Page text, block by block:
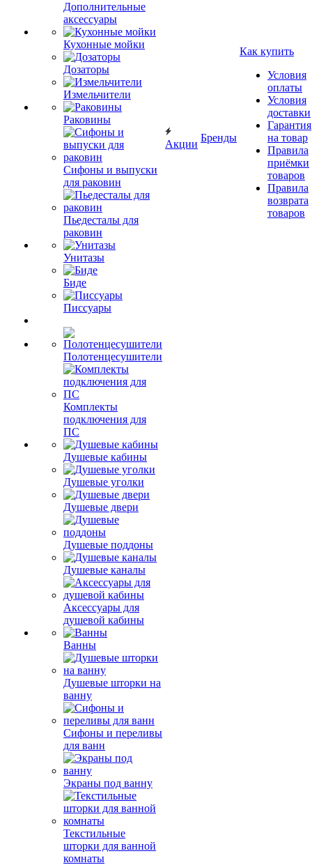
Дополнительные
аксессуары
Кухонные мойки
Дозаторы
Измельчители
Раковины
Сифоны и выпуски
для раковин
Пьедесталы для
раковин
Унитазы
Биде
Писсуары
Полотенцесушители
Комплекты
подключения для
ПС
Душевые кабины
Душевые уголки
Душевые двери
Душевые поддоны
Душевые каналы
Аксессуары для
душевой кабины
Ванны
Душевые шторки на
ванну
Сифоны и переливы
для ванн
Экраны под ванну
Текстильные
шторки для ванной
комнаты
Акции
Бренды
Как купить
Условия
оплаты
Условия
доставки
Гарантия
на товар
Правила
приёмки
товаров
Правила
возврата
товаров